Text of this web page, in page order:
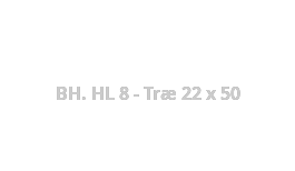
BH. HL 8 - Træ 22 x 50